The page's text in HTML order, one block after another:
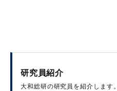
研究員紹介
大和総研の研究員を紹介します。